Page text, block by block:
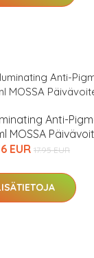
Anti-
MOSSA
EUR 17.95 EUR
Kaikki
Varaa
hintaan.